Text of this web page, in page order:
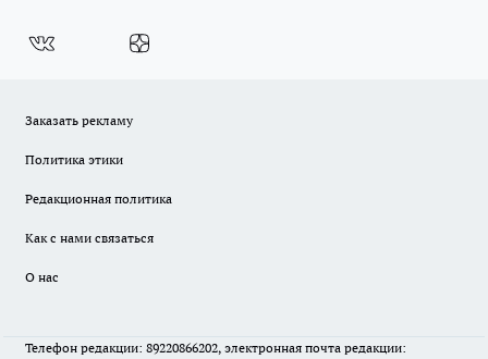
Заказать рекламу
Политика этики
Редакционная политика
Как с нами связаться
О нас
Телефон редакции: 89220866202, электронная почта редакции: